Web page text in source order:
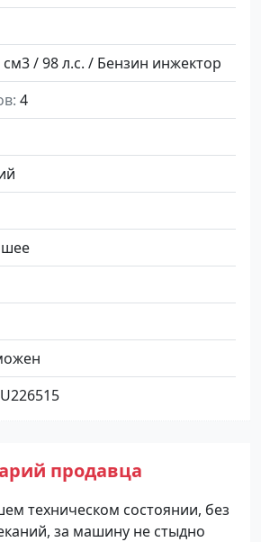
см3 / 98 л.с. / Бензин инжектор
4
продавца
техническом состоянии, без
за машину не стыдно